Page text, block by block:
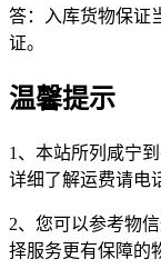
答：入库货物保证
证。
温馨提示
1、本站所列咸宁
详细了解运费请电
2、您可以参考物
择服务更有保障的